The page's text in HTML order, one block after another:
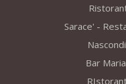
Sarace' -
Bar